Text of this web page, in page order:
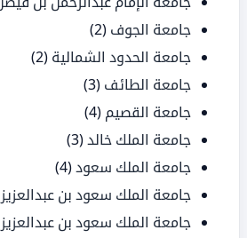
جامعة الجوف (2)
جامعة الحدود الشمالية (2)
جامعة الطائف (3)
جامعة القصيم (4)
جامعة الملك خالد(3)
جامعة الملك سعود(4)
جامعة الملك سعود بن عبدالعزيز
جامعة الملك سعود بن